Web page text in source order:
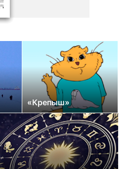
«Крепыш»